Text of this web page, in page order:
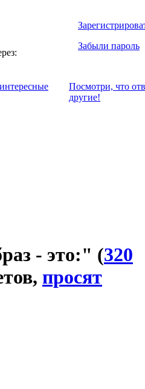
Забыли пароль
Посмотри, что
другие!
- это:" (320
просят